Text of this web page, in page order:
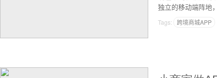
独立的移动端阵地
Tags: 跨境商城APP